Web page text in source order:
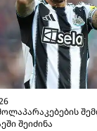
შეიძინა